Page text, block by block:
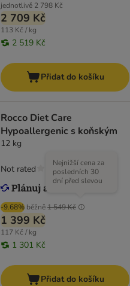
jednotlivě 2 798 Kč
2 709 Kč
113 Kč / kg
2 519 Kč
Přidat do košíku
Rocco Diet Care
Hypoallergenic s koňským
12 kg
-9.68% běžně1 549 Kč
Nejnižší cena za
posledních 30
dní před slevou
1 399 Kč
117 Kč / kg
1 301 Kč
Not rated
Přidat do košíku